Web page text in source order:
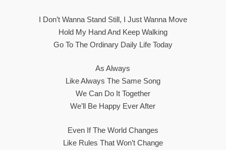
I Don’t Wanna Stand Still, I Just Wanna Move
Hold My Hand And Keep Walking
Go To The Ordinary Daily Life Today
As Always
Like Always The Same Song
We Can Do It Together
We’ll Be Happy Ever After
Even If The World Changes
Like Rules That Won’t Change